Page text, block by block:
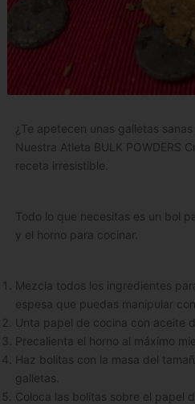
¿Te apetecen unas galletas
Nuestra Atleta BULK POWDERS
receta irresistible.
Todo lo que necesitas es un bol
y el horno para cocinar.
Mezcla todos los ingredientes
espesa que puedas manipular
Unta papel de cocina con aceite
Precalienta el horno al máximo
Haz bolitas con la masa del
galletas.
Coloca las bolitas sobre el papel